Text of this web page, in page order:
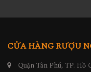
CỬA HÀNG RƯỢU
Quận Tân Phú, TP. Hồ